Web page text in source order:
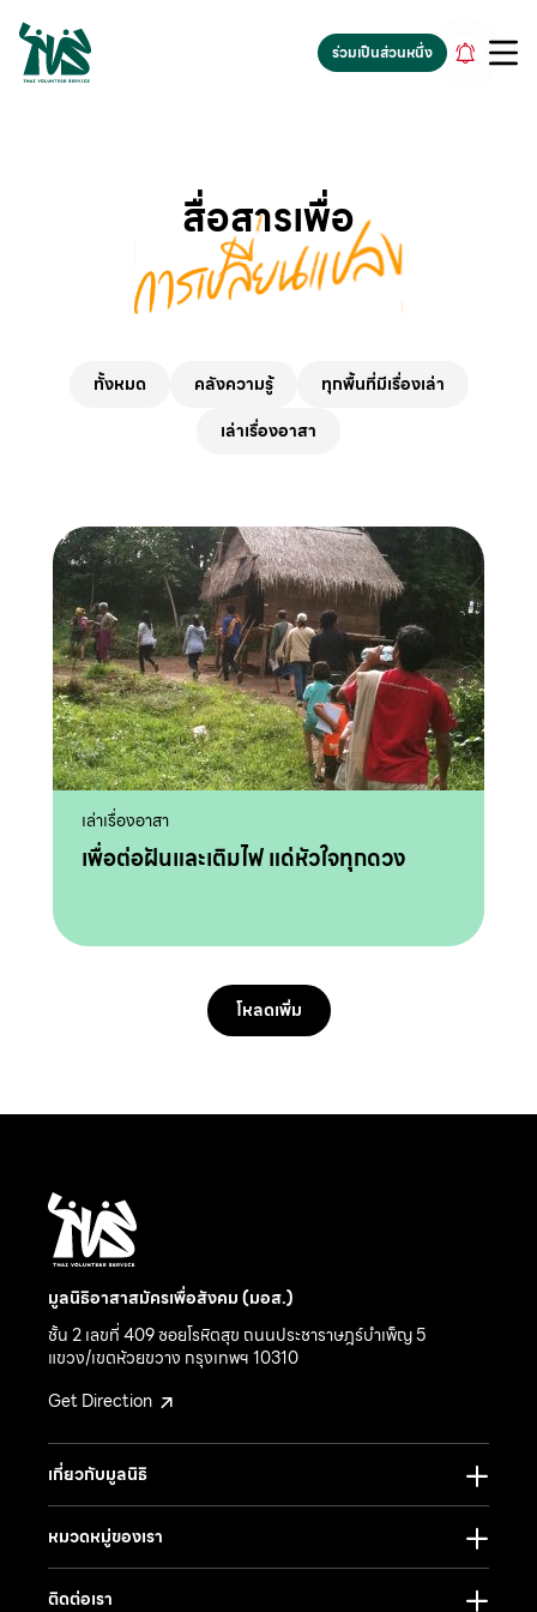
gv-5iuoxpem74qfjw.dv.googlehosted.com
ร่วมเป็นส่วนหนึ่ง
สื่อสารเพื่อ
ทั้งหมด คลังความรู้
ทุกพื้นที่มีเรื่องเล่า
เล่าเรื่องอาสา
เล่าเรื่องอาสา
เพื่อต่อฝันและเติมไฟ แด่หัวใจทุกดวง
โหลดเพิ่ม
มูลนิธิอาสาสมัครเพื่อสังคม (มอส.)
ชั้น 2 เลขที่ 409 ซอยโรหิตสุข ถนนประชาราษฎร์บำเพ็ญ 5
แขวง/เขตห้วยขวาง กรุงเทพฯ 10310
Get Direction
เกี่ยวกับมูลนิธิ
หมวดหมู่ของเรา
ติดต่อเรา